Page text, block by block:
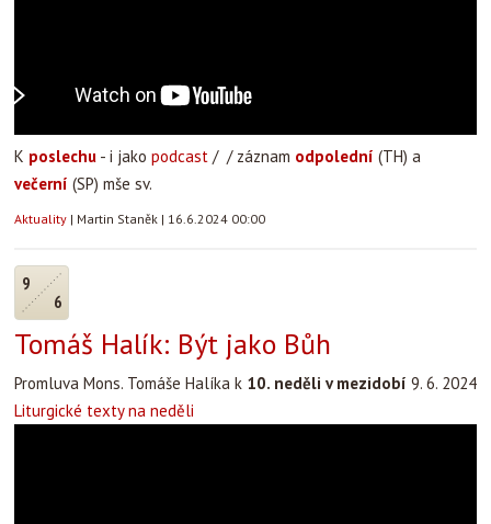
K poslechu - i jako podcast / / záznam odpolední (TH) a
večerní (SP) mše sv.
Aktuality | Martin Staněk | 16.6.2024 00:00
9
6
Tomáš Halík: Být jako Bůh
Promluva Mons. Tomáše Halíka k 10. neděli v mezidobí 9. 6. 2024
Liturgické texty na neděli